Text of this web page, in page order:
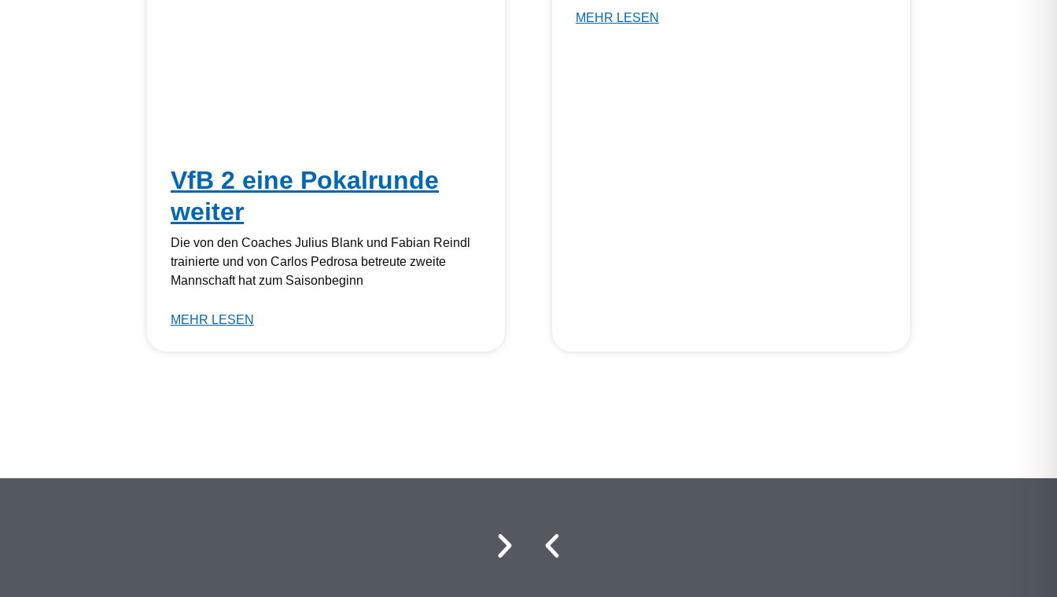
VfB 2 eine Pokalrunde
weiter
Die von den Coaches Julius Blank und Fabian Reindl
trainierte und von Carlos Pedrosa betreute zweite
Mannschaft hat zum Saisonbeginn
MEHR LESEN
MEHR LESEN